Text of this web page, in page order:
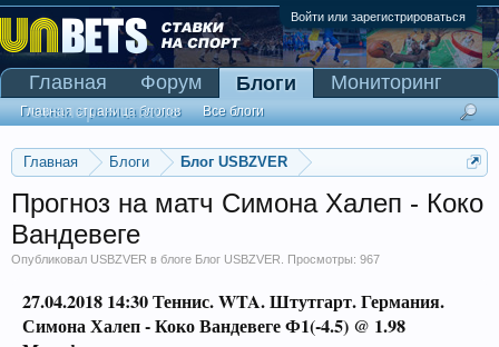
Войти или зарегистрироваться
Главная Блоги Блог USBZVER
Прогноз на матч Симона Халеп - Коко
Вандевеге
Опубликовал USBZVER в блоге Блог USBZVER . Просмотры: 967
27.04.2018 14:30Теннис. WTA. Штутгарт. Германия.
Симона Халеп - Коко Вандевеге Ф1(-4.5) @ 1.98
Главная Форум Блоги
Главная страница блогов Все блоги
Мониторинг
Сканер Pinnacle